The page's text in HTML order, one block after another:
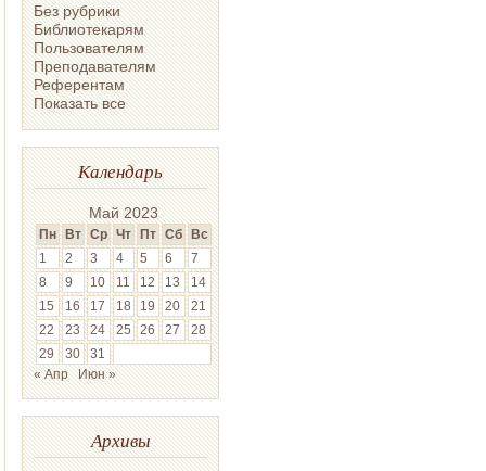
Без рубрики
Библиотекарям
Пользователям
Преподавателям
Референтам
Показать все
Календарь
Май 2023
Пн Вт Ср Чт Пт Сб Вс
1
2 3 4 5 6
7
8
9 10 11 12 13
14
15
16 17 18 19 20
21
22
23 24 25 26 27
28
29
30
31
« Апр
Июн »
Архивы